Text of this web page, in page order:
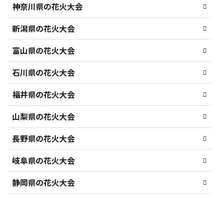
神奈川県の花火大会
新潟県の花火大会
富山県の花火大会
石川県の花火大会
福井県の花火大会
山梨県の花火大会
長野県の花火大会
岐阜県の花火大会
静岡県の花火大会